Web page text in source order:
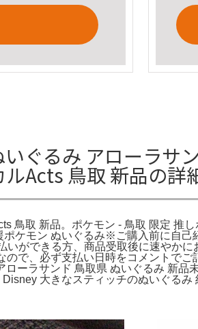
ぐるみ アローラサ
Acts 鳥取 新品の詳
鳥取 新品。ポケモン - 鳥取 限定 推
ケモン ぬいぐるみ※ご購入前に自
ができる方、商品受取後に速やか
ので、必ず支払い日時をコメント
ローラサンド 鳥取県 ぬいぐるみ
大きなスティッチのぬいぐる